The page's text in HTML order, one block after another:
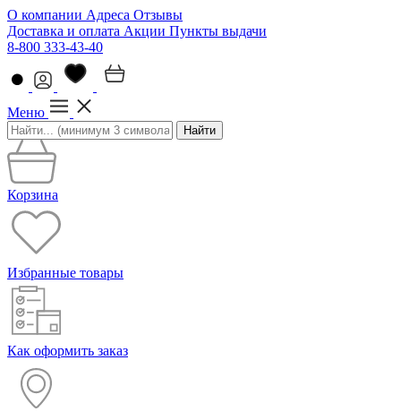
О компании Адреса Отзывы
Доставка и оплата Акции Пункты выдачи
8-800 333-43-40
Меню
Найти
Корзина
Избранные товары
Как оформить заказ